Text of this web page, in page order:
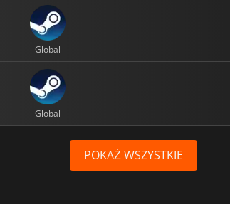
Global
Global
POKAŻ WSZYSTKIE